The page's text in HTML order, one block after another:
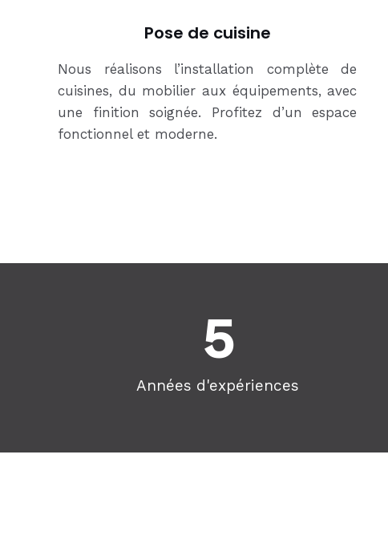
Pose de cuisine
Nous réalisons l’installation complète de
cuisines, du mobilier aux équipements, avec
une finition soignée. Profitez d’un espace
fonctionnel et moderne.
Années d'expériences
5